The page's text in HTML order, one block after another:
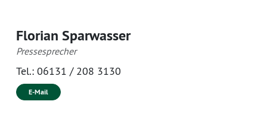
Florian Sparwasser
Pressesprecher
Tel.: 06131 / 208 3130
E-Mail